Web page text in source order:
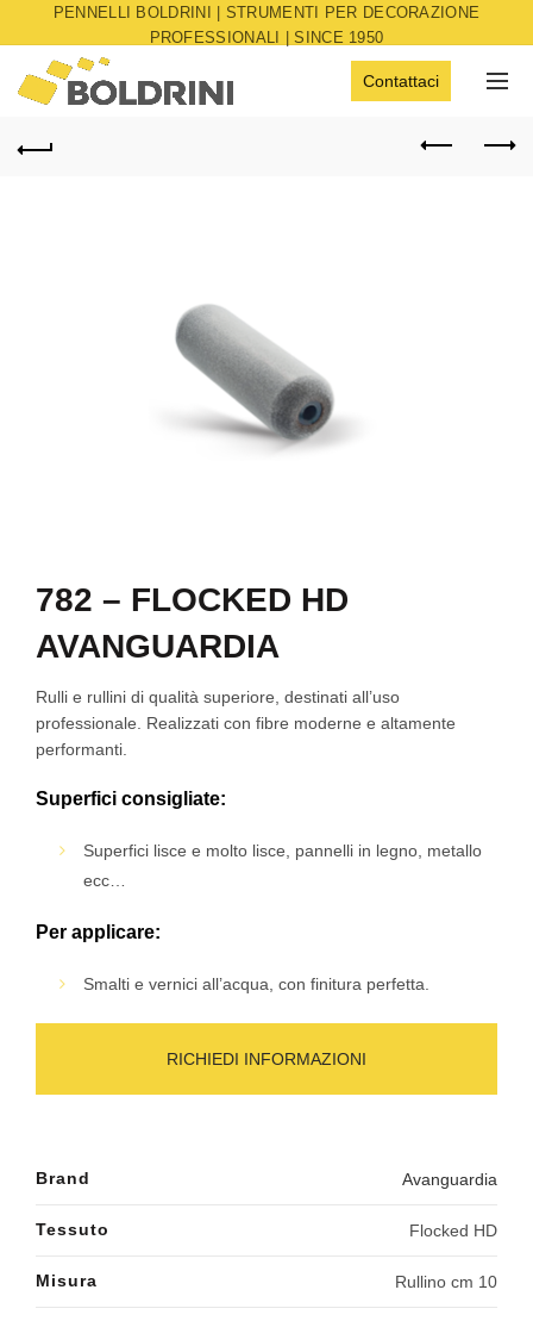
PENNELLI BOLDRINI | STRUMENTI PER DECORAZIONE
PROFESSIONALI | SINCE 1950
Contattaci
782 – FLOCKED HD
AVANGUARDIA
Rulli e rullini di qualità superiore, destinati all’uso
professionale. Realizzati con fibre moderne e altamente
performanti.
Superfici consigliate:
Superfici lisce e molto lisce, pannelli in legno, metallo
ecc…
Per applicare:
Smalti e vernici all’acqua, con finitura perfetta.
RICHIEDI INFORMAZIONI
Brand Avanguardia
Tessuto Flocked HD
Misura Rullino cm 10